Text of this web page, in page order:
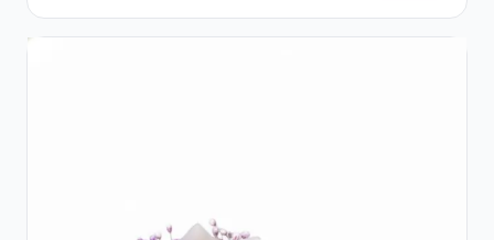
Trandafiri și Gerbera